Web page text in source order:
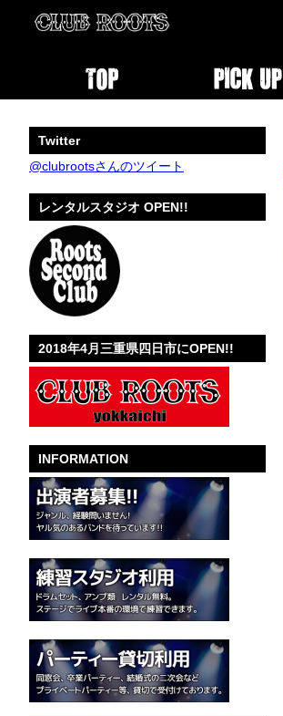
Twitter
@clubrootsさんのツイート
レンタルスタジオ OPEN!!
2018年4月三重県四日市にOPEN!!
INFORMATION